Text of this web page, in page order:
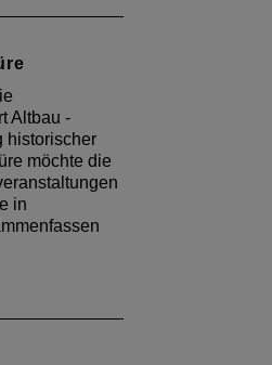
Altbau -
historischer
möchte die
in